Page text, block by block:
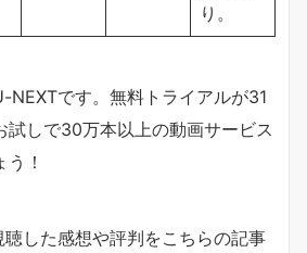
り。
NEXTです。無料トライアルが31
試しで30万本以上の動画サービス
！
した感想や評判をこちらの記事